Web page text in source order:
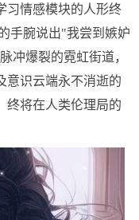
情感模块的人形终
手腕说出"我尝到嫉妒
冲爆裂的霓虹街道，
意识云端永不消逝的
终将在人类伦理局的